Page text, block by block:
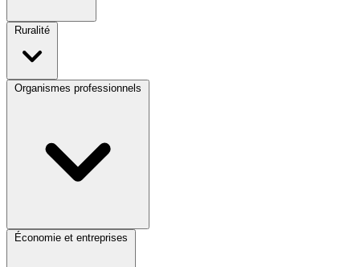
Ruralité
Organismes professionnels
Économie et entreprises